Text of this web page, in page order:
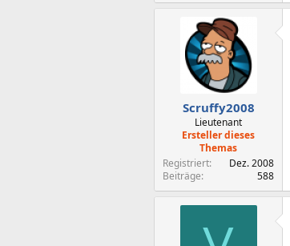
Scruffy2008
Lieutenant
Ersteller dieses
Themas
Registriert
Dez. 2008
Beiträge
588